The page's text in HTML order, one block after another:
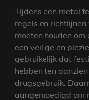
Tijdens een metal
regels en
moeten houden
een veilige en
gebruikelijk dat
hebben ten
drugsgebruik.
aangemoedigd om